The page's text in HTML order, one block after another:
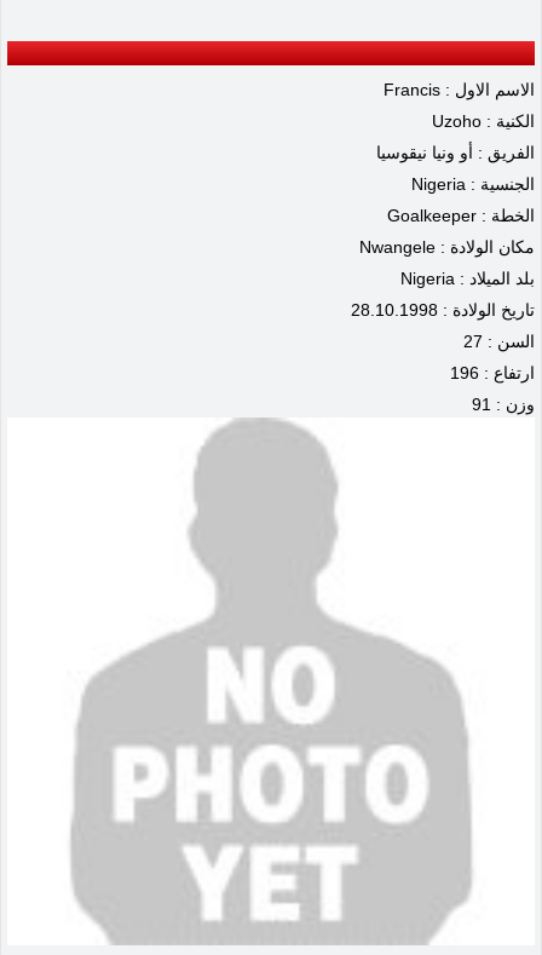
الاسم الاول : Francis
الكنية : Uzoho
الفريق : أو ونيا نيقوسيا
الجنسية : Nigeria
الخطة : Goalkeeper
مكان الولادة : Nwangele
بلد الميلاد : Nigeria
تاريخ الولادة : 28.10.1998
السن : 27
ارتفاع : 196
وزن : 91